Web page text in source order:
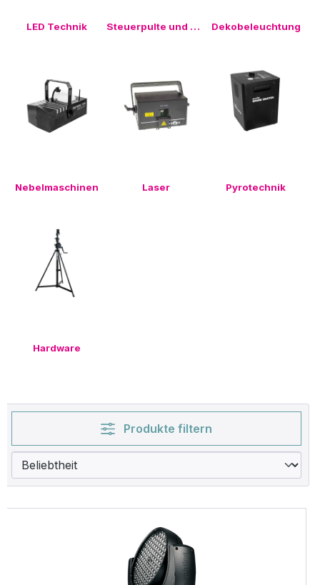
LED Technik Steuerpulte und Dimmer Dekobeleuchtung
Nebelmaschinen Laser Pyrotechnik
Hardware
Produkte filtern